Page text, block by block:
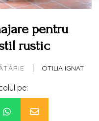
pentru
rustic
OTILIA IGNAT
pe: